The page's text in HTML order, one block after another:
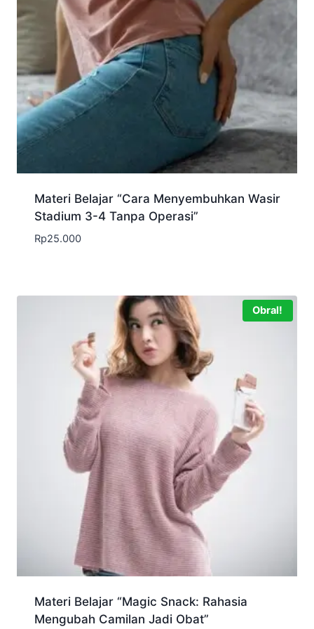
Materi Belajar “Cara Menyembuhkan Wasir
Stadium 3-4 Tanpa Operasi”
Rp25.000
Obral!
Materi Belajar “Magic Snack: Rahasia
Mengubah Camilan Jadi Obat”